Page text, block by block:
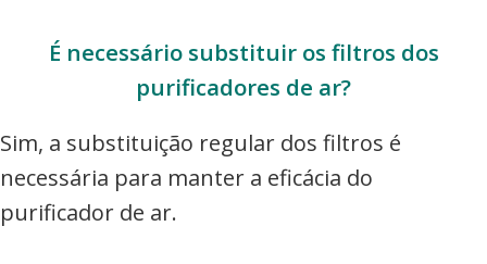
É necessário substituir os filtros dos
purificadores de ar?
Sim, a substituição regular dos filtros é
necessária para manter a eficácia do
purificador de ar.